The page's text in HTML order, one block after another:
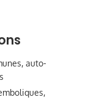
auto-